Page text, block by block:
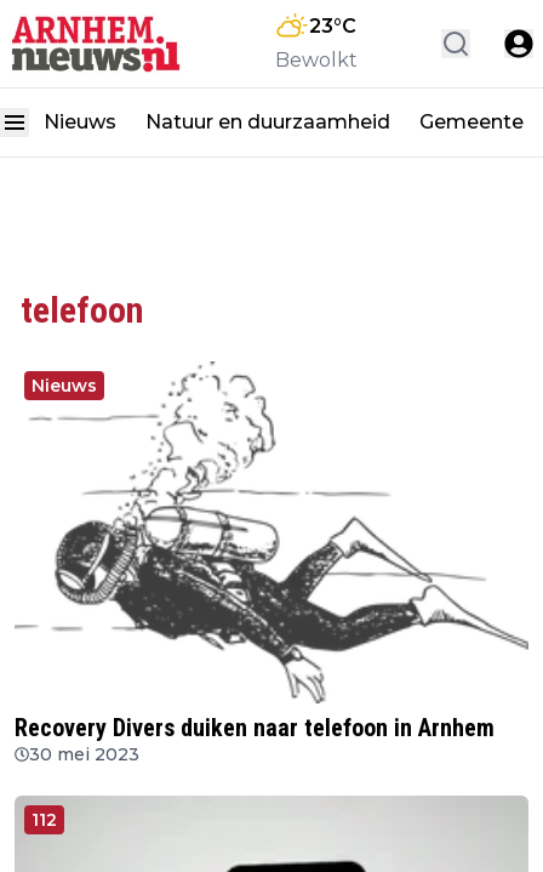
23°C
Bewolkt
Nieuws Natuur en duurzaamheid Gemeente
telefoon
Nieuws
Recovery Divers duiken naar telefoon in Arnhem
30 mei 2023
112